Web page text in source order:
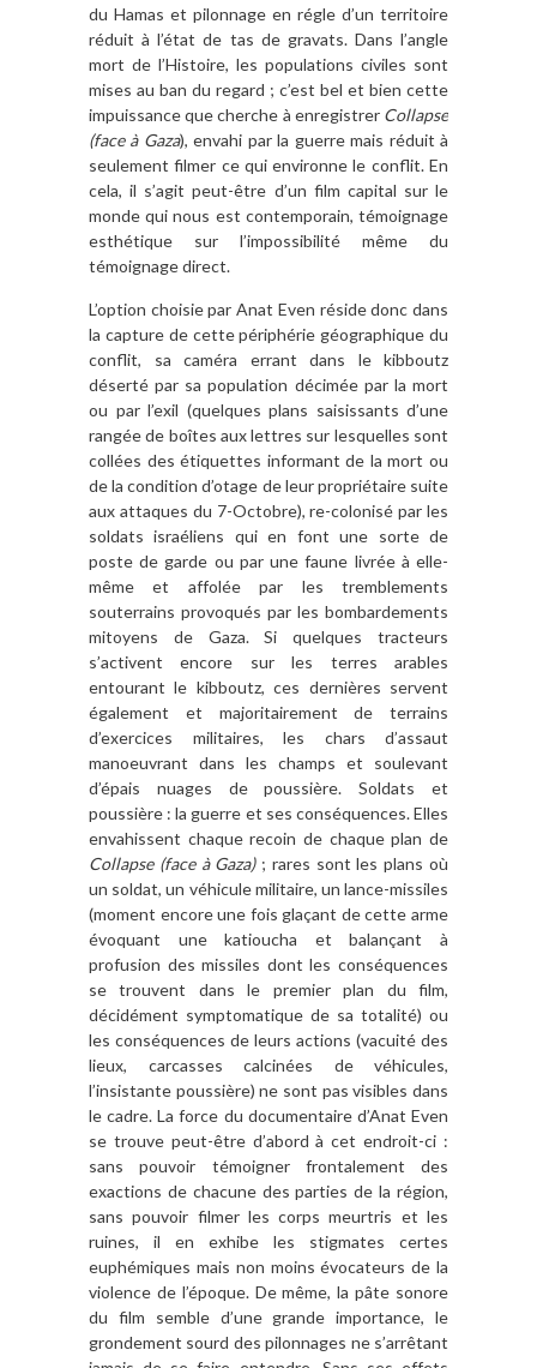
du Hamas et pilonnage en régle d’un territoire
réduit à l’état de tas de gravats. Dans l’angle
mort de l’Histoire, les populations civiles sont
mises au ban du regard ; c’est bel et bien cette
impuissance que cherche à enregistrer Collapse
(face à Gaza), envahi par la guerre mais réduit à
seulement filmer ce qui environne le conflit. En
cela, il s’agit peut-être d’un film capital sur le
monde qui nous est contemporain, témoignage
esthétique sur l’impossibilité même du
témoignage direct.
L’option choisie par Anat Even réside donc dans
la capture de cette périphérie géographique du
conflit, sa caméra errant dans le kibboutz
déserté par sa population décimée par la mort
ou par l’exil (quelques plans saisissants d’une
rangée de boîtes aux lettres sur lesquelles sont
collées des étiquettes informant de la mort ou
de la condition d’otage de leur propriétaire suite
aux attaques du 7-Octobre), re-colonisé par les
soldats israéliens qui en font une sorte de
poste de garde ou par une faune livrée à elle-
même et affolée par les tremblements
souterrains provoqués par les bombardements
mitoyens de Gaza. Si quelques tracteurs
s’activent encore sur les terres arables
entourant le kibboutz, ces dernières servent
également et majoritairement de terrains
d’exercices militaires, les chars d’assaut
manoeuvrant dans les champs et soulevant
d’épais nuages de poussière. Soldats et
poussière : la guerre et ses conséquences. Elles
envahissent chaque recoin de chaque plan de
Collapse (face à Gaza) ; rares sont les plans où
un soldat, un véhicule militaire, un lance-missiles
(moment encore une fois glaçant de cette arme
évoquant une katioucha et balançant à
profusion des missiles dont les conséquences
se trouvent dans le premier plan du film,
décidément symptomatique de sa totalité) ou
les conséquences de leurs actions (vacuité des
lieux, carcasses calcinées de véhicules,
l’insistante poussière) ne sont pas visibles dans
le cadre. La force du documentaire d’Anat Even
se trouve peut-être d’abord à cet endroit-ci :
sans pouvoir témoigner frontalement des
exactions de chacune des parties de la région,
sans pouvoir filmer les corps meurtris et les
ruines, il en exhibe les stigmates certes
euphémiques mais non moins évocateurs de la
violence de l’époque. De même, la pâte sonore
du film semble d’une grande importance, le
grondement sourd des pilonnages ne s’arrêtant